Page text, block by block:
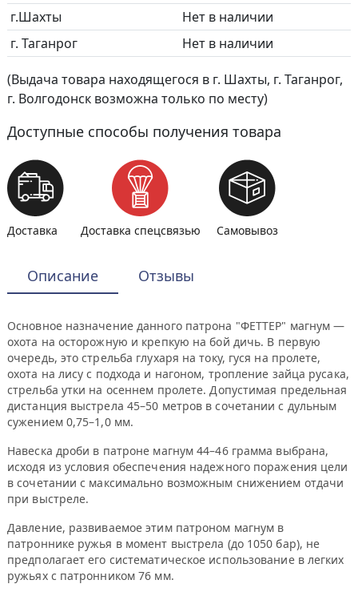
г.Шахты
Нет в наличии
г. Таганрог
Нет в наличии
(Выдача товара находящегося в г. Шахты, г. Таганрог,
г. Волгодонск возможна только по месту)
Доступные способы получения товара
Доставка Доставка спецсвязью Самовывоз
Описание Отзывы
Основное назначение данного патрона "ФЕТТЕР" магнум —
охота на осторожную и крепкую на бой дичь. В первую
очередь, это стрельба глухаря на току, гуся на пролете,
охота на лису с подхода и нагоном, тропление зайца русака,
стрельба утки на осеннем пролете. Допустимая предельная
дистанция выстрела 45–50 метров в сочетании с дульным
сужением 0,75–1,0 мм.
Навеска дроби в патроне магнум 44–46 грамма выбрана,
исходя из условия обеспечения надежного поражения цели
в сочетании с максимально возможным снижением отдачи
при выстреле.
Давление, развиваемое этим патроном магнум в
патроннике ружья в момент выстрела (до 1050 бар), не
предполагает его систематическое использование в легких
ружьях с патронником 76 мм.